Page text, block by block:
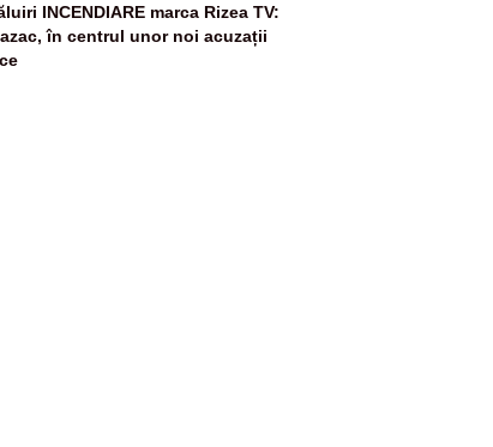
INCENDIARE marca Rizea TV:
în centrul unor noi acuzații